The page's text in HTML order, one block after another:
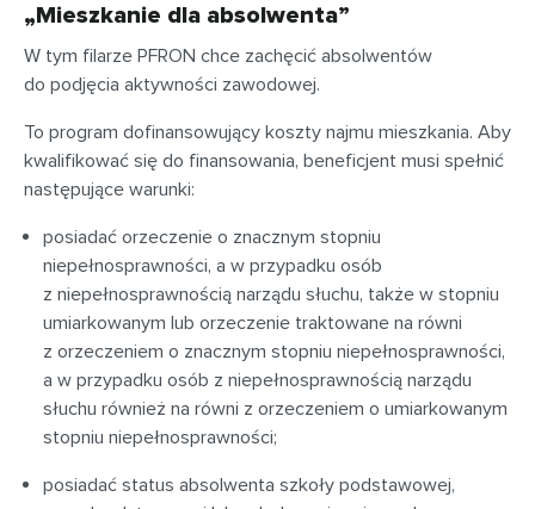
„Mieszkanie dla absolwenta”
W tym filarze PFRON chce zachęcić absolwentów
do podjęcia aktywności zawodowej.
To program dofinansowujący koszty najmu mieszkania. Aby
kwalifikować się do finansowania, beneficjent musi spełnić
następujące warunki:
posiadać orzeczenie o znacznym stopniu
niepełnosprawności, a w przypadku osób
z niepełnosprawnością narządu słuchu, także w stopniu
umiarkowanym lub orzeczenie traktowane na równi
z orzeczeniem o znacznym stopniu niepełnosprawności,
a w przypadku osób z niepełnosprawnością narządu
słuchu również na równi z orzeczeniem o umiarkowanym
stopniu niepełnosprawności;
posiadać status absolwenta szkoły podstawowej,